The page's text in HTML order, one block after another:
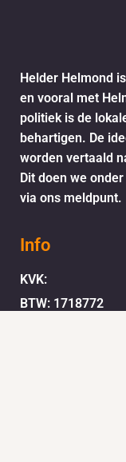
Helder Helmond
en vooral met
politiek is de
behartigen. De
worden vertaald
Dit doen we
via ons meldpunt.
Info
KVK:
BTW: 1718772